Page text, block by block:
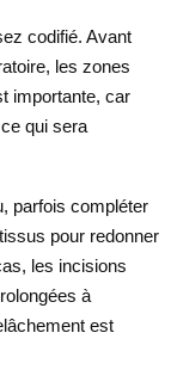
codifié. Avant
les zones
importante, car
qui sera
parfois compléter
pour redonner
les incisions
à
est